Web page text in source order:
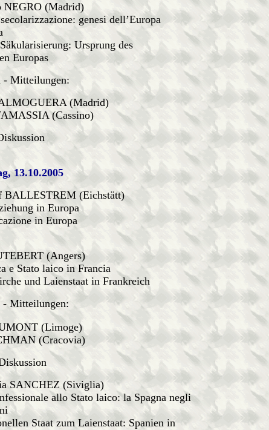
NEGRO (Madrid)
genesi dell’Europa
Ursprung des
Europas
- Mitteilungen:
(Madrid)
(Cassino)
13.10.2005
BALLESTREM (Eichstätt)
in Europa
in Europa
(Angers)
Stato laico in Francia
und Laienstaat in Frankreich
- Mitteilungen:
(Limoge)
(Cracovia)
SANCHEZ (Siviglia)
allo Stato laico: la Spagna negli
Staat zum Laienstaat: Spanien in